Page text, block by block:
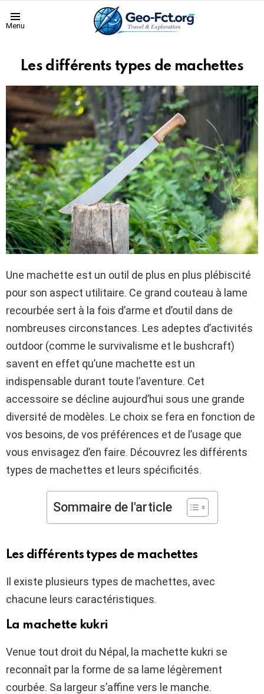
Menu
Les différents types de machettes
Une machette est un outil de plus en plus plébiscité
pour son aspect utilitaire. Ce grand couteau à lame
recourbée sert à la fois d’arme et d’outil dans de
nombreuses circonstances. Les adeptes d’activités
outdoor (comme le survivalisme et le bushcraft)
savent en effet qu’une machette est un
indispensable durant toute l’aventure. Cet
accessoire se décline aujourd’hui sous une grande
diversité de modèles. Le choix se fera en fonction de
vos besoins, de vos préférences et de l’usage que
vous envisagez d’en faire. Découvrez les différents
types de machettes et leurs spécificités.
Sommaire de l'article
Les différents types de machettes
Il existe plusieurs types de machettes, avec
chacune leurs caractéristiques.
La machette kukri
Venue tout droit du Népal, la machette kukri se
reconnaît par la forme de sa lame légèrement
courbée. Sa largeur s’affine vers le manche.